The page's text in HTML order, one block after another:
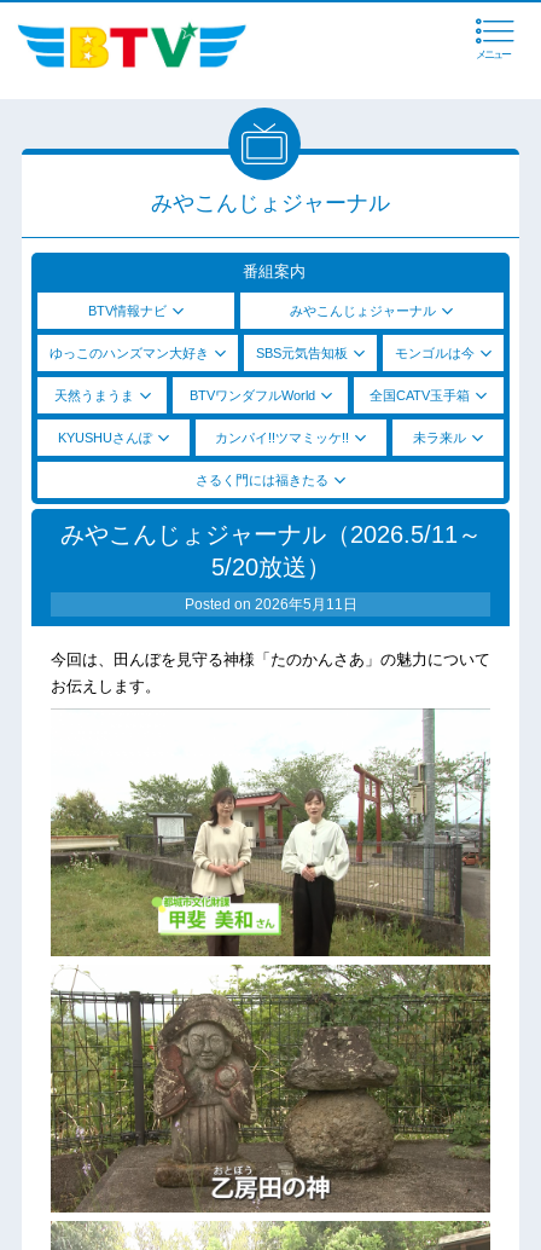
メニュー
みやこんじょジャーナル
番組案内
BTV情報ナビ みやこんじょジャーナル
ゆっこのハンズマン大好き SBS元気告知板 モンゴルは今
天然うまうま BTVワンダフルWorld 全国CATV玉手箱
KYUSHUさんぽ カンパイ!!ツマミッケ!! 未ラ来ル
さるく門には福きたる
みやこんじょジャーナル（2026.5/11～
5/20放送）
Posted on 2026年5月11日
今回は、田んぼを見守る神様「たのかんさあ」の魅力について
お伝えします。